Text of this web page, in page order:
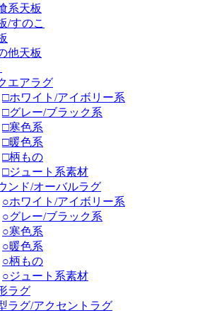
系天板
/すのこ
他天板
エアラグ
□ホワイト/アイボリー系
□グレー/ブラック系
□寒色系
□暖色系
□柄もの
□ジュート系素材
ンド/オーバルラグ
○ホワイト/アイボリー系
○グレー/ブラック系
○寒色系
○暖色系
○柄もの
○ジュート系素材
ラグ
ラグ/アクセントラグ